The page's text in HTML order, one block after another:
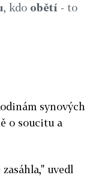
, kdo obětí - to
synových
o soucitu a
uvedl